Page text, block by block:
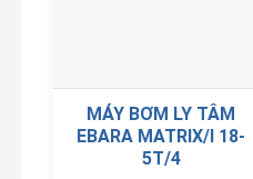
MÁY BƠM LY TÂM
EBARA MATRIX/I 18-
5T/4